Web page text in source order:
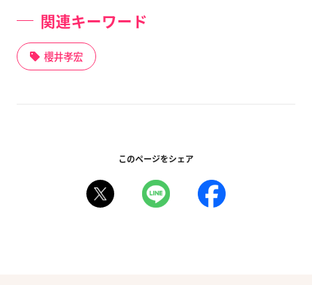
関連キーワード
櫻井孝宏
このページをシェア